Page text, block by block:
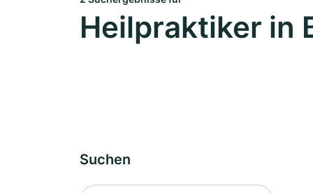
Heilpraktiker in
Suchen